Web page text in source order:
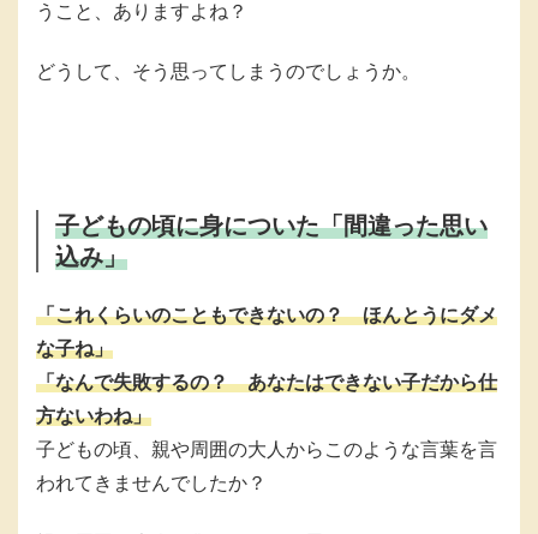
うこと、ありますよね？
どうして、そう思ってしまうのでしょうか。
子どもの頃に身についた「間違った思い
込み」
「これくらいのこともできないの？ ほんとうにダメ
な子ね」
「なんで失敗するの？ あなたはできない子だから仕
方ないわね」
子どもの頃、親や周囲の大人からこのような言葉を言
われてきませんでしたか？